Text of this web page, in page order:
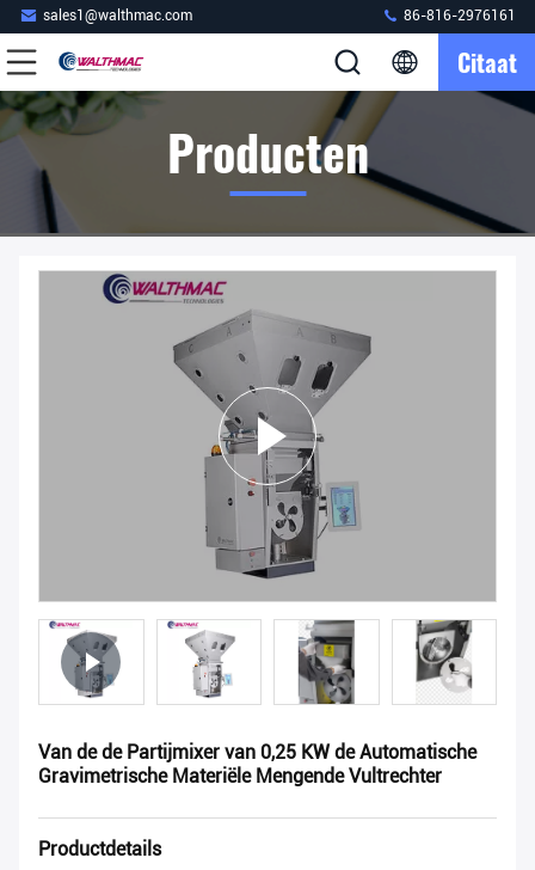
sales1@walthmac.com 86-816-2976161
Citaat
Producten
Van de de Partijmixer van 0,25 KW de Automatische
Gravimetrische Materiële Mengende Vultrechter
Productdetails